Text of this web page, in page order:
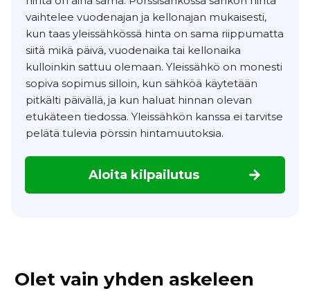
vaihtelee vuodenajan ja kellonajan mukaisesti,
kun taas yleissähkössä hinta on sama riippumatta
siitä mikä päivä, vuodenaika tai kellonaika
kulloinkin sattuu olemaan. Yleissähkö on monesti
sopiva sopimus silloin, kun sähköä käytetään
pitkälti päivällä, ja kun haluat hinnan olevan
etukäteen tiedossa. Yleissähkön kanssa ei tarvitse
pelätä tulevia pörssin hintamuutoksia.
Aloita kilpailutus
Olet vain yhden askeleen